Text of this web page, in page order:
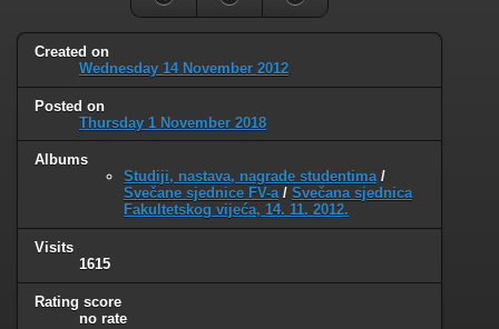
Created on
Wednesday 14 November 2012
Posted on
Thursday 1 November 2018
Albums
Studiji, nastava, nagrade studentima/
Svečane sjednice FV-a/ Svečana sjednica
Fakultetskog vijeća, 14. 11. 2012.
Visits
1615
Rating score
no rate